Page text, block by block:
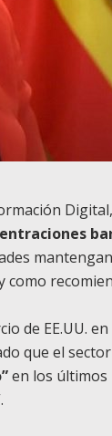
de EE.UU.
que el
en los últimos